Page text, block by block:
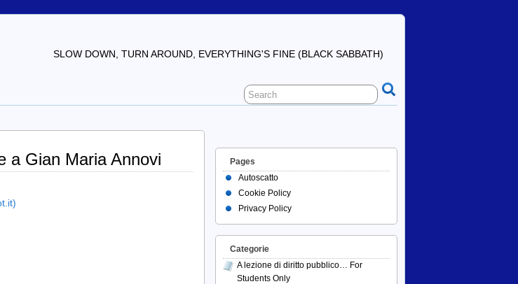
SLOW DOWN, TURN AROUND, EVERYTHING'S FINE (BLACK SABBATH)
a Gian Maria Annovi
Pages
Autoscatto
Cookie Policy
Privacy Policy
Categorie
A lezione di diritto pubblico… For
Students Only